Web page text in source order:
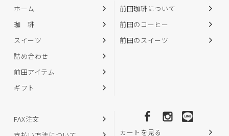
ホーム
珈 琲
スイーツ
詰め合わせ
前田アイテム
ギフト
前田珈琲について
前田のコーヒー
前田のスイーツ
FAX注文
カートを見る